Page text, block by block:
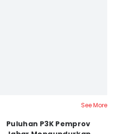
See More
Puluhan P3K Pemprov